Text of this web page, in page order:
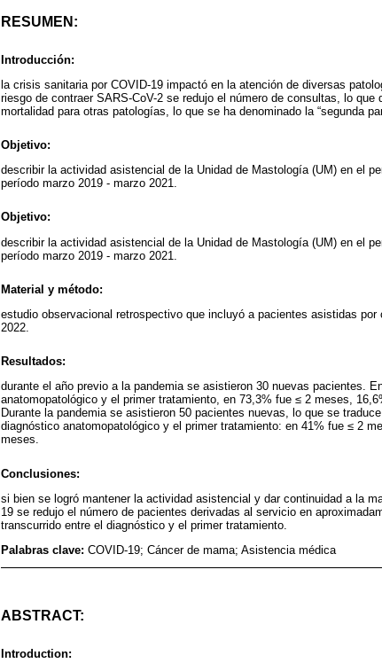
RESUMEN:
Introducción:
la crisis sanitaria por COVID-19 impactó en la atención de diversas
riesgo de contraer SARS-CoV-2 se redujo el número de consultas, lo
mortalidad para otras patologías, lo que se ha denominado la “segunda
Objetivo:
describir la actividad asistencial de la Unidad de Mastología (UM) en el
período marzo 2019 - marzo 2021.
Objetivo:
describir la actividad asistencial de la Unidad de Mastología (UM) en el
período marzo 2019 - marzo 2021.
Material y método:
estudio observacional retrospectivo que incluyó a pacientes asistidas
2022.
Resultados:
durante el año previo a la pandemia se asistieron 30 nuevas pacientes.
anatomopatológico y el primer tratamiento, en 73,3% fue ≤ 2 meses,
Durante la pandemia se asistieron 50 pacientes nuevas, lo que se
diagnóstico anatomopatológico y el primer tratamiento: en 41% fue ≤ 2
meses.
Conclusiones:
si bien se logró mantener la actividad asistencial y dar continuidad a la
19 se redujo el número de pacientes derivadas al servicio en
transcurrido entre el diagnóstico y el primer tratamiento.
Palabras clave: COVID-19; Cáncer de mama; Asistencia médica
ABSTRACT:
Introduction: